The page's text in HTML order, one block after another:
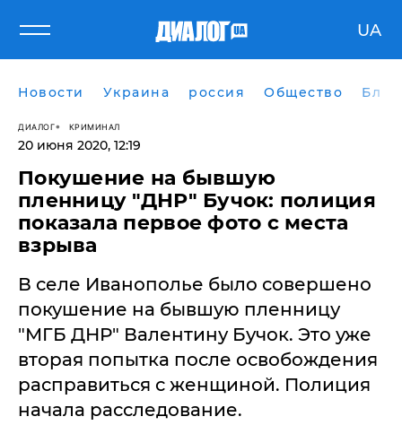
UA
Новости Украина россия Общество
ДИАЛОГ КРИМИНАЛ
20 июня 2020, 12:19
​Покушение на бывшую
пленницу "ДНР" Бучок: полиция
показала первое фото с места
взрыва
В селе Иванополье было совершено
покушение на бывшую пленницу
"МГБ ДНР" Валентину Бучок. Это уже
вторая попытка после освобождения
расправиться с женщиной. Полиция
начала расследование.